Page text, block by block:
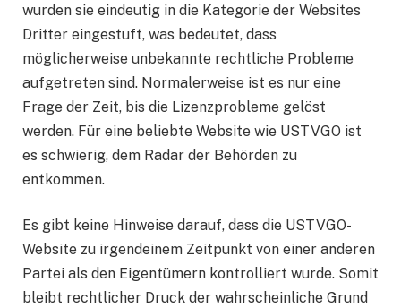
wurden sie eindeutig in die Kategorie der Websites
Dritter eingestuft, was bedeutet, dass
möglicherweise unbekannte rechtliche Probleme
aufgetreten sind. Normalerweise ist es nur eine
Frage der Zeit, bis die Lizenzprobleme gelöst
werden. Für eine beliebte Website wie USTVGO ist
es schwierig, dem Radar der Behörden zu
entkommen.
Es gibt keine Hinweise darauf, dass die USTVGO-
Website zu irgendeinem Zeitpunkt von einer anderen
Partei als den Eigentümern kontrolliert wurde. Somit
bleibt rechtlicher Druck der wahrscheinliche Grund